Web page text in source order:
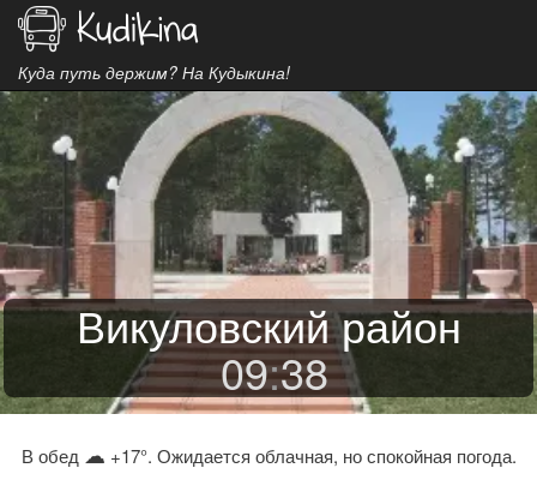
Куда путь держим? На Кудыкина!
Викуловский район
09:38
В обед ☁ +17°. Ожидается облачная, но спокойная погода.